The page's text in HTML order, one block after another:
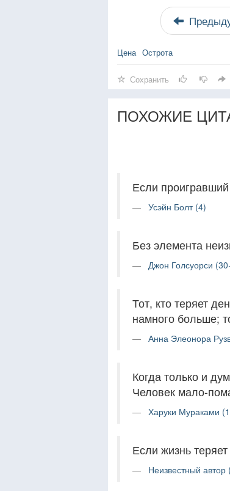
Цена Острота
Сохранить
ПОХОЖИЕ
Если
Усэйн Болт (4)
Без элемента
Джон Голсуорси
Тот, кто теряет
намного больше;
Анна Элеонора
Когда только и
Человек мало-
Харуки Мураками
Если жизнь
Неизвестный автор